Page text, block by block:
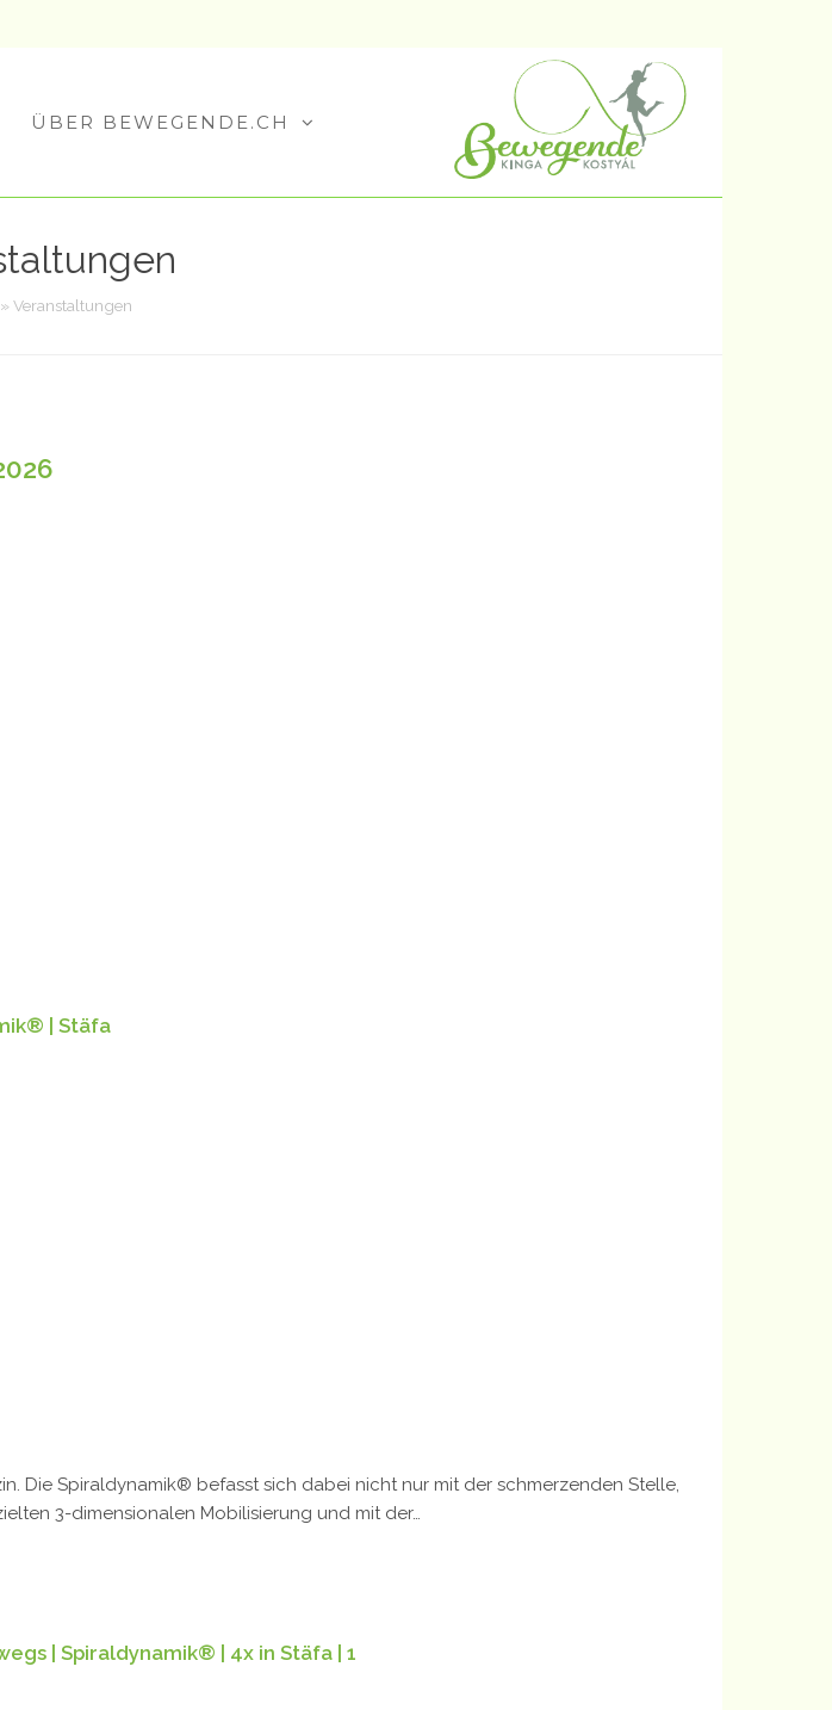
ÜBER BEWEGENDE.CH
Veranstaltungen
| Stäfa
Die Spiraldynamik® befasst sich dabei nicht nur mit der schmerzenden Stelle,
3-dimensionalen Mobilisierung und mit der…
| Spiraldynamik® | 4x in Stäfa | 1